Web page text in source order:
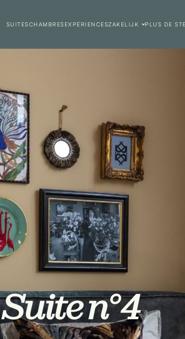
SUITESCHAMBRES EXPÉRIENCESZAKELIJK PLUS DE
Suite n° 4